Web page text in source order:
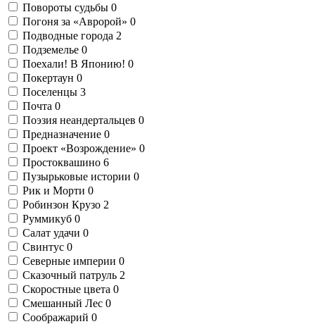
Повороты судьбы 0
Погоня за «Авророй» 0
Подводные города 2
Подземелье 0
Поехали! В Японию! 0
Покертаун 0
Поселенцы 3
Почта 0
Поэзия неандертальцев 0
Предназначение 0
Проект «Возрождение» 0
Простоквашино 6
Пузырьковые истории 0
Рик и Морти 0
Робинзон Крузо 2
Руммикуб 0
Салат удачи 0
Свинтус 0
Северные империи 0
Сказочный патруль 2
Скоростные цвета 0
Смешанный Лес 0
Соображарий 0